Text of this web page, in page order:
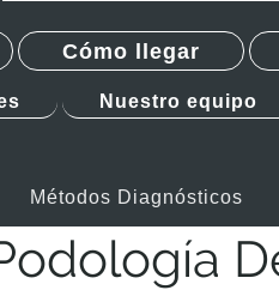
Cómo llegar
Nuestro equipo
Métodos Diagnósticos